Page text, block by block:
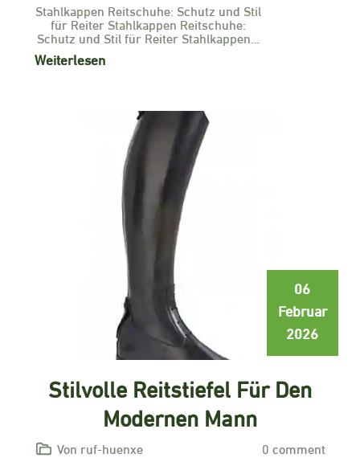
Stahlkappen Reitschuhe: Schutz und Stil
für Reiter Stahlkappen Reitschuhe:
Schutz und Stil für Reiter Stahlkappen…
Weiterlesen
06
Februar
2026
Stilvolle Reitstiefel Für Den
Modernen Mann
Von ruf-huenxe
0 comment